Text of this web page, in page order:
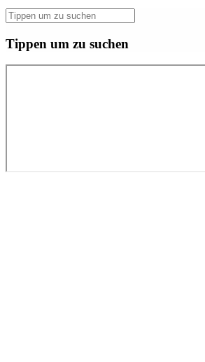
Tippen um zu suchen